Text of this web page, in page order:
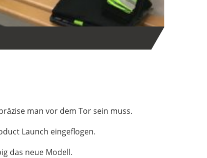
man vor dem Tor sein muss.
Launch eingeflogen.
das neue Modell.